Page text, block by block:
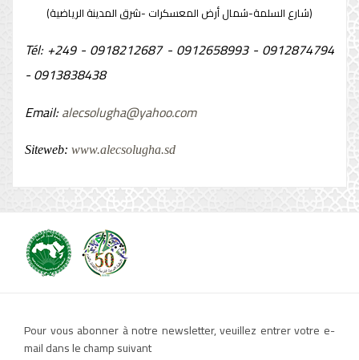
(شارع السلمة-شمال أرض المعسكرات -شرق المدينة الرياضية)
Tél: +249 - 0918212687 - 0912658993 - 0912874794
- 0913838438
Email:alecsolugha@yahoo.com
Siteweb: www.alecsolugha.sd
Pour vous abonner à notre newsletter, veuillez entrer votre e-
mail dans le champ suivant